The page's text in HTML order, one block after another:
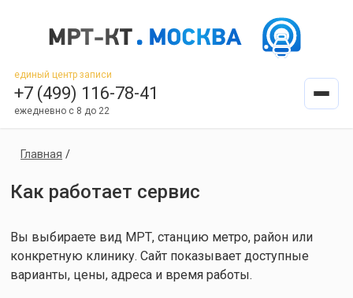
единый центр записи
+7 (499) 116-78-41
ежедневно с 8 до 22
Главная /
Как работает сервис
Вы выбираете вид МРТ, станцию метро, район или
конкретную клинику. Сайт показывает доступные
варианты, цены, адреса и время работы.